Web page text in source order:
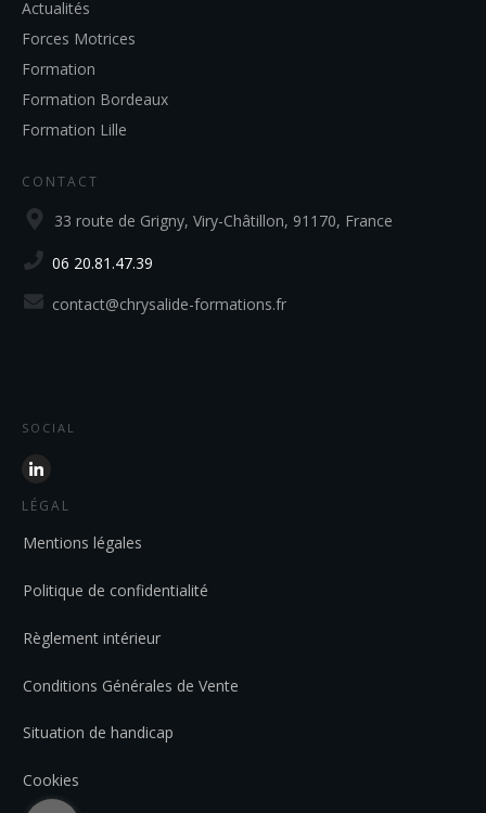
Actualités
Forces Motrices
Formation
Formation Bordeaux
Formation Lille
CONTACT
33 route de Grigny, Viry-Châtillon, 91170, France
06 20.81.47.39
contact@chrysalide-formations.fr
SOCIAL
LÉGAL
Mentions légales
Politique de confidentialité
Règlement intérieur
Conditions Générales de Vente
Situation de handicap
Cookies